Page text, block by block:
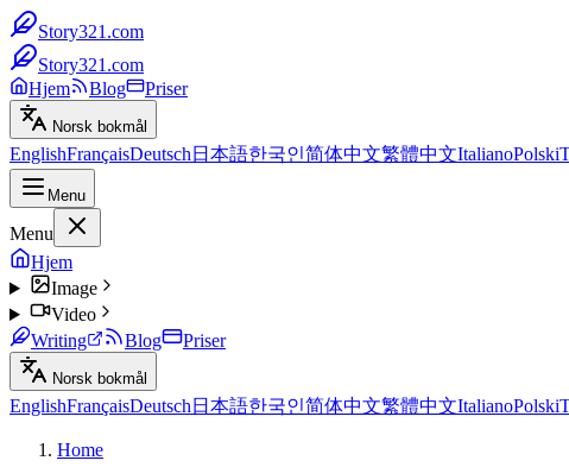
Story321.com
Story321.com
Hjem
Blog Priser
Norsk bokmål
EnglishFrançaisDeutsch 日本語한국인简体中文繁體中文ItalianoPolski
Menu
Menu
Hjem
Image
Video
Writing
Blog Priser
Norsk bokmål
EnglishFrançaisDeutsch 日本語한국인简体中文繁體中文ItalianoPolski
Home